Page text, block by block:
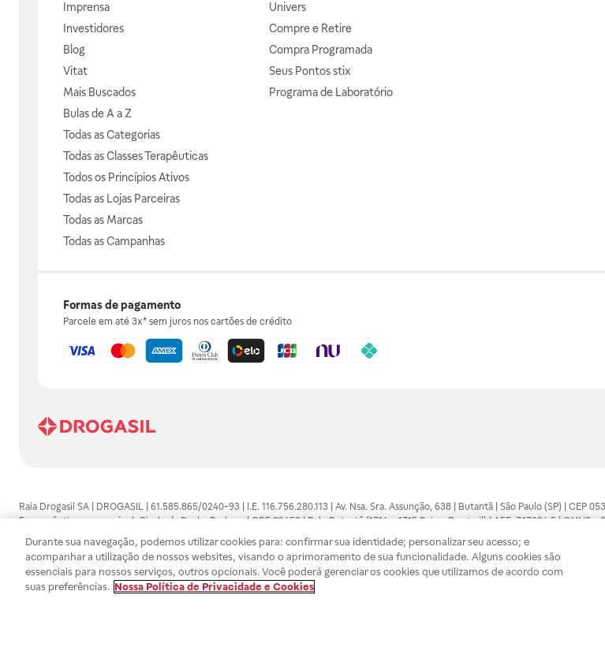
Imprensa
Investidores
Blog
Vitat
Mais Buscados
Bulas de A a Z
Todas as Categorias
Todas as Classes Terapêuticas
Todos os Princípios Ativos
Todas as Lojas Parceiras
Todas as Marcas
Todas as Campanhas
Univers
Compre e Retire
Compra Programada
Seus Pontos stix
Programa de Laboratório
Formas de pagamento
Parcele em até 3x* sem juros nos cartões de crédito
Raia Drogasil SA | DROGASIL | 61.585.865/0240-93 | I.E. 116.756.280.113 | Av. Nsa. Sra. Assunção, 638 | Butantã | São Paulo (SP) | CEP
Farmacêutico responsável: Gisele da Penha Barbosa | CRF 89453 | Polo Butantã (1714 e 1715 Raia e Drogasil) | AFE: 7.17094.5 |
automedicação e não substituem, em hipótese alguma, as orientações dadas pelo profissional da área médica. Somente o médico
persistirem os sintomas, um médico deverá ser consultado. Os preços e promoções divulgados no site são válidos apenas para
SA trabalha com as tecnologias mais avançadas de proteção de dados, para que você possa realizar suas compras com tranquilidade.
efetuados estão sujeitos à confirmação da disponibilidade de produto em nosso estoque.
Durante sua navegação, podemos utilizar cookies para: confirmar sua identidade; personalizar seu acesso; e
acompanhar a utilização de nossos websites, visando o aprimoramento de sua funcionalidade. Alguns cookies são
essenciais para nossos serviços, outros opcionais. Você poderá gerenciar os cookies que utilizamos de acordo com
suas preferências. Nossa Política de Privacidade e Cookies